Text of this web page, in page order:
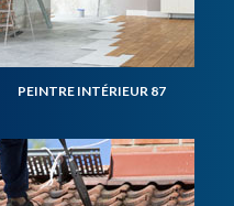
PEINTRE INTÉRIEUR 87